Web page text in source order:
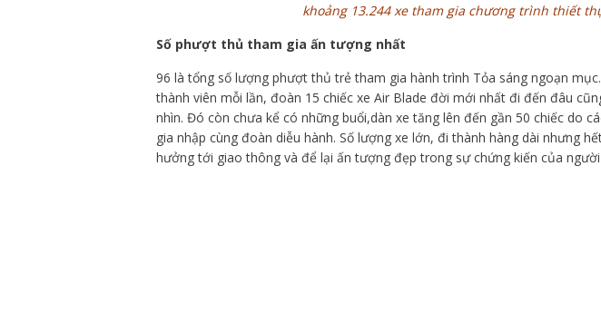
khoảng 13.244 xe tham gia chương trình thiết
Số phượt thủ tham gia ấn tượng nhất
96 là tổng số lượng phượt thủ trẻ tham gia hành trình Tỏa sáng ngoạn
thành viên mỗi lần, đoàn 15 chiếc xe Air Blade đời mới nhất đi đến đâu
nhìn. Đó còn chưa kể có những buổi,dàn xe tăng lên đến gần 50 chiếc do
gia nhập cùng đoàn diễu hành. Số lượng xe lớn, đi thành hàng dài nhưng
hưởng tới giao thông và để lại ấn tượng đẹp trong sự chứng kiến của